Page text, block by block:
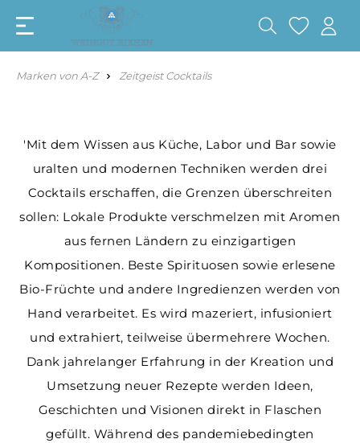
Marken von A-Z Zeitgeist Cocktails
'Mit dem Wissen aus Küche, Labor und Bar sowie
uralten und modernen Techniken werden drei
Cocktails erschaffen, die Grenzen überschreiten
sollen: Lokale Produkte verschmelzen mit Aromen
aus fernen Ländern zu einzigartigen
Kompositionen. Beste Spirituosen sowie erlesene
Bio-Früchte und andere Ingredienzen werden von
Hand verarbeitet. Es wird mazeriert, infusioniert
und extrahiert, teilweise übermehrere Wochen.
Dank jahrelanger Erfahrung in der Kreation und
Umsetzung neuer Rezepte werden Ideen,
Geschichten und Visionen direkt in Flaschen
gefüllt. Während des pandemiebedingten